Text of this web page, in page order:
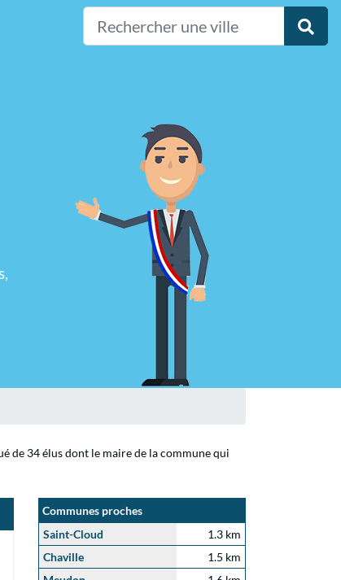
de 34 élus dont le maire de la commune qui
Communes proches
Saint-Cloud
1.3 km
Chaville
1.5 km